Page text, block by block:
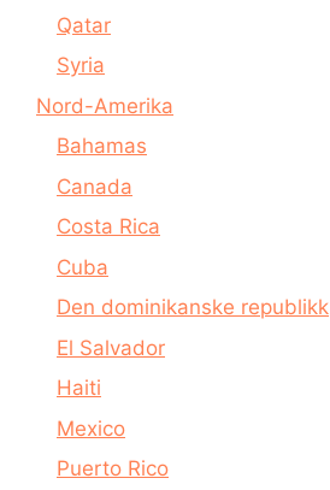
Qatar
Syria
Nord-Amerika
Bahamas
Canada
Costa Rica
Cuba
Den dominikanske republikk
El Salvador
Haiti
Mexico
Puerto Rico